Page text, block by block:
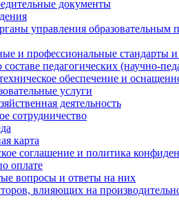
документы
управления образовательным
и профессиональные стандарты
педагогических (научно-
обеспечение и
услуги
деятельность
сотрудничество
карта
соглашение и политика
оплате
вопросы и ответы на них
влияющих на